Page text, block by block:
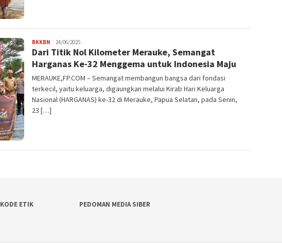
BKKBN JPatading
24/06/2025
Dari Titik Nol Kilometer Merauke, Semangat
Harganas Ke-32 Menggema untuk Indonesia Maju
MERAUKE,FP.COM – Semangat membangun bangsa dari fondasi
terkecil, yaitu keluarga, digaungkan melalui Kirab Hari Keluarga
Nasional (HARGANAS) ke-32 di Merauke, Papua Selatan, pada Senin,
23 […]
KODE ETIK
PEDOMAN MEDIA SIBER